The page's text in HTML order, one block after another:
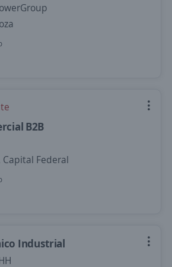
B2B
Capital Federal
Industrial